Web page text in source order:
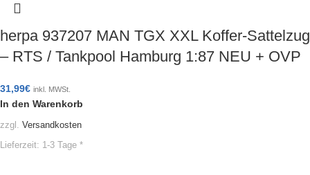
herpa 937207 MAN TGX XXL Koffer-Sattelzug
– RTS / Tankpool Hamburg 1:87 NEU + OVP
31,99€ inkl. MWSt.
In den Warenkorb
zzgl. Versandkosten
Lieferzeit: 1-3 Tage *